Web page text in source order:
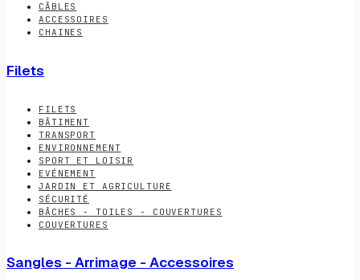
CÂBLES
ACCESSOIRES
CHAINES
Filets
FILETS
BÂTIMENT
TRANSPORT
ENVIRONNEMENT
SPORT ET LOISIR
EVÉNEMENT
JARDIN ET AGRICULTURE
SÉCURITÉ
BÂCHES - TOILES - COUVERTURES
COUVERTURES
Sangles - Arrimage - Accessoires